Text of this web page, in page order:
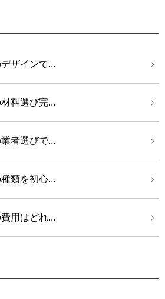
ザインで...
料選び完...
者選びで...
類を初心...
用はどれ...